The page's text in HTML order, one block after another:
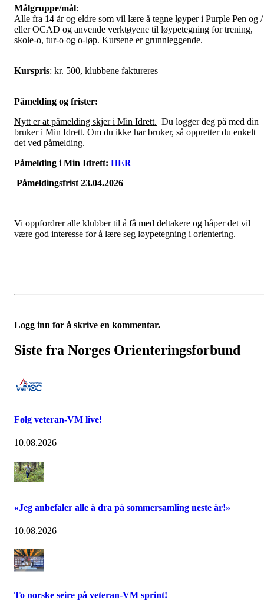
Målgruppe/mål:
Alle fra 14 år og eldre som vil lære å tegne løyper i Purple Pen og /
eller OCAD og anvende verktøyene til løypetegning for trening,
skole-o, tur-o og o-løp. Kursene er grunnleggende.
Kurspris: kr. 500, klubbene faktureres
Påmelding og frister:
Nytt er at påmelding skjer i Min Idrett. Du logger deg på med din
bruker i Min Idrett. Om du ikke har bruker, så oppretter du enkelt
det ved påmelding.
Påmelding i Min Idrett: HER
Påmeldingsfrist 23.04.2026
Vi oppfordrer alle klubber til å få med deltakere og håper det vil
være god interesse for å lære seg løypetegning i orientering.
Logg inn for å skrive en kommentar.
Siste fra Norges Orienteringsforbund
Følg veteran-VM live!
10.08.2026
«Jeg anbefaler alle å dra på sommersamling neste år!»
10.08.2026
To norske seire på veteran-VM sprint!